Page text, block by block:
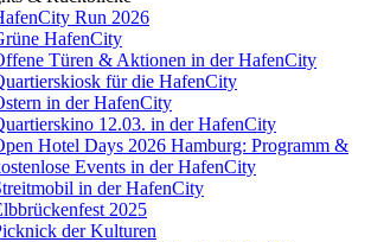
Run 2026
HafenCity
Türen & Aktionen in der HafenCity
für die HafenCity
in der HafenCity
12.03. in der HafenCity
Hotel Days 2026 Hamburg: Programm &
Events in der HafenCity
in der HafenCity
2025
der Kulturen